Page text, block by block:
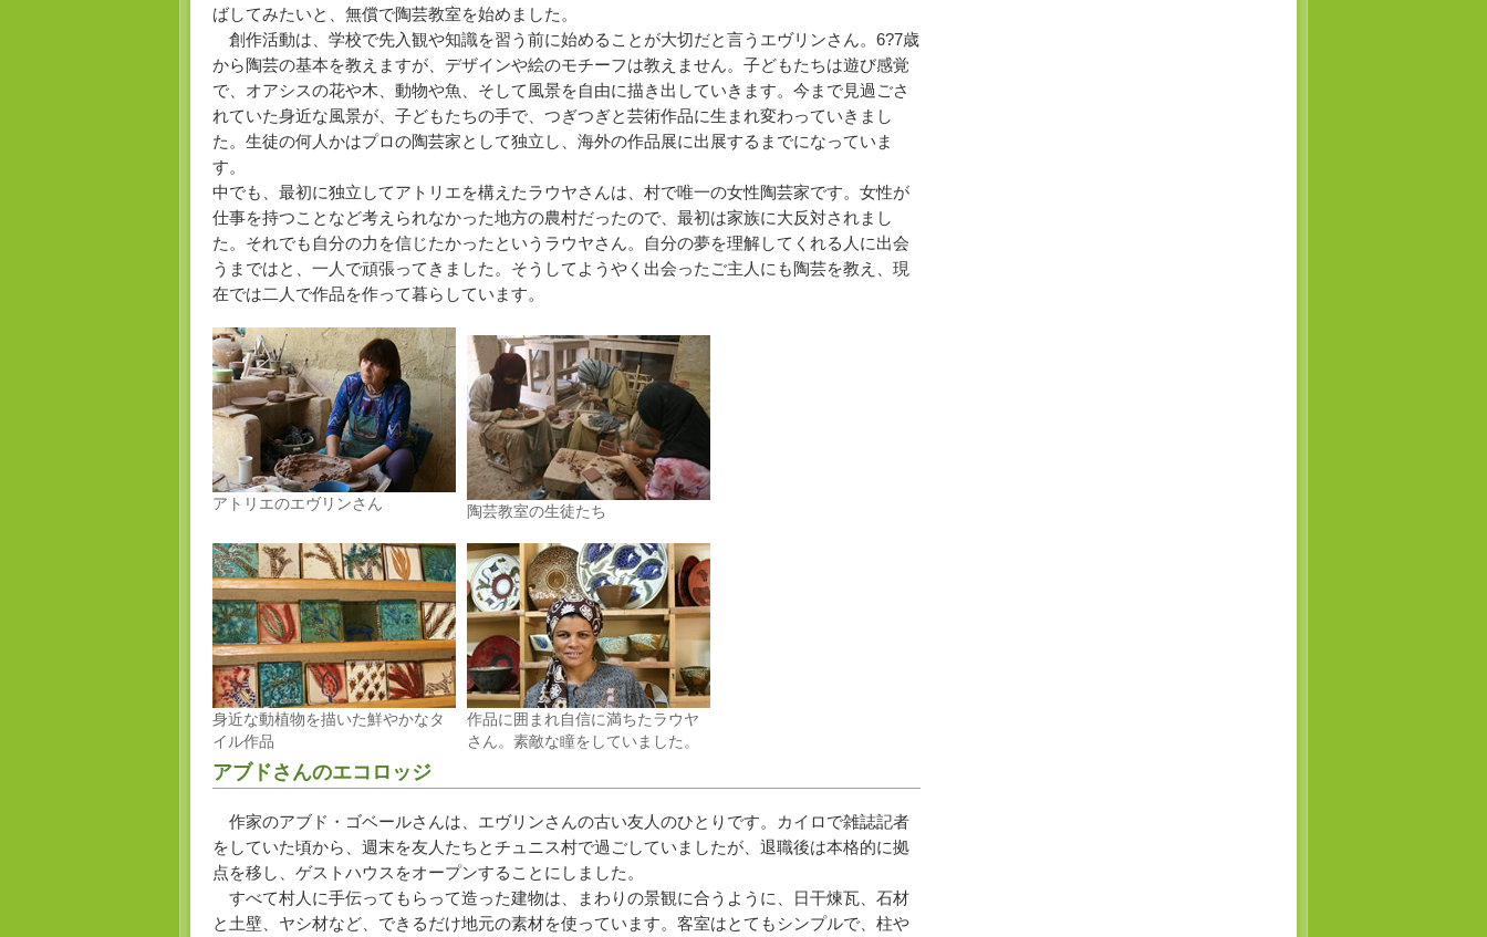
ばしてみたいと、無償で陶芸教室を始めました。
創作活動は、学校で先入観や知識を習う前に始めることが大切だと言うエヴリンさん。6?7歳
から陶芸の基本を教えますが、デザインや絵のモチーフは教えません。子どもたちは遊び感覚
で、オアシスの花や木、動物や魚、そして風景を自由に描き出していきます。今まで見過ごさ
れていた身近な風景が、子どもたちの手で、つぎつぎと芸術作品に生まれ変わっていきまし
た。生徒の何人かはプロの陶芸家として独立し、海外の作品展に出展するまでになっていま
す。
中でも、最初に独立してアトリエを構えたラウヤさんは、村で唯一の女性陶芸家です。女性が
仕事を持つことなど考えられなかった地方の農村だったので、最初は家族に大反対されまし
た。それでも自分の力を信じたかったというラウヤさん。自分の夢を理解してくれる人に出会
うまではと、一人で頑張ってきました。そうしてようやく出会ったご主人にも陶芸を教え、現
在では二人で作品を作って暮らしています。
アトリエのエヴリンさん 陶芸教室の生徒たち
身近な動植物を描いた鮮やかなタ
イル作品
作品に囲まれ自信に満ちたラウヤ
さん。素敵な瞳をしていました。
アブドさんのエコロッジ
作家のアブド・ゴベールさんは、エヴリンさんの古い友人のひとりです。カイロで雑誌記者
をしていた頃から、週末を友人たちとチュニス村で過ごしていましたが、退職後は本格的に拠
点を移し、ゲストハウスをオープンすることにしました。
すべて村人に手伝ってもらって造った建物は、まわりの景観に合うように、日干煉瓦、石材
と土壁、ヤシ材など、できるだけ地元の素材を使っています。客室はとてもシンプルで、柱や